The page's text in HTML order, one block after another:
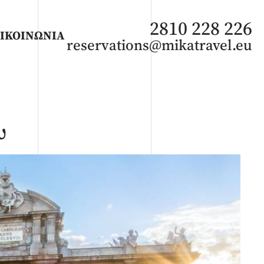
Άνοιξη 2027 Καλοκαίρι 2026
2810 228 226
reservations@mikatravel.eu